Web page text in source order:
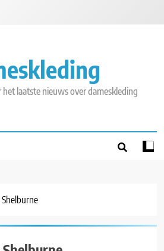
laatste nieuws over dameskleding
Shelburne